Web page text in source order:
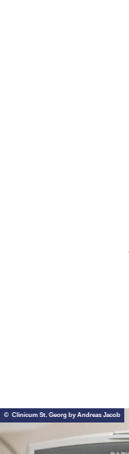
© Clinicum St. Georg by Andreas Jacob